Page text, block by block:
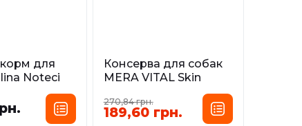
для
Noteci
з косулею
Консерва для собак
MERA VITAL Skin
Control при шкірних
захворюваннях і
випаданні шерсті,
270,84 грн.
189,60 грн.